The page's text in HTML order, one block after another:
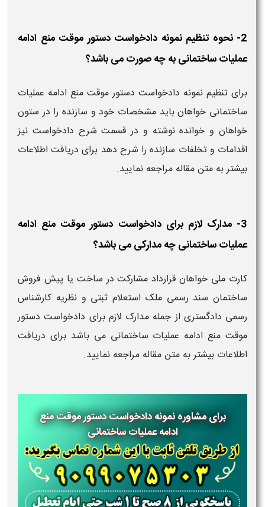
2- نحوه تنظیم نمونه دادخواست دستور موقت منع ادامه
عملیات ساختمانی به چه صورت می باشد؟
برای تنظیم نمونه دادخواست دستور موقت منع ادامه عملیات
ساختمانی خواهان باید مشخصات خود و سازنده را در ستون
خواهان و خوانده نوشته و در قسمت شرح دادخواست نیز
اقدامات و تخلفات سازنده را شرح دهد برای دریافت اطلاعات
بیشتر به متن مقاله مراجعه نمایید.
3- مدارک لازم برای دادخواست دستور موقت منع ادامه
عملیات ساختمانی چه مدارکی می باشد؟
کارت ملی خواهان قرارداد مشارکت در ساخت یا پیش فروش
ساختمان سند رسمی ملک استعلام ثبتی و نظریه کارشناس
رسمی دادگستری از جمله مدارک لازم برای دادخواست دستور
موقت منع ادامه عملیات ساختمانی می باشد برای دریافت
اطلاعات بیشتر به متن مقاله مراجعه نمایید.
برای مشاوره نمونه دادخواست دستور موقت منع
ادامه عملیات ساختمانی